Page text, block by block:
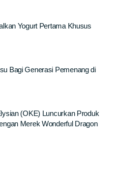
Yogurt Pertama Khusus
Bagi Generasi Pemenang di
(OKE) Luncurkan Produk
Merek Wonderful Dragon